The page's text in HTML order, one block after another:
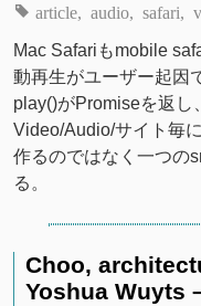
article audio safari
Mac Safariもmobile
動再生がユーザー起因
play()がPromiseを返し
Video/Audio/サイト毎
作るのではなく一つの
る。
Choo,
Yoshua Wuyts